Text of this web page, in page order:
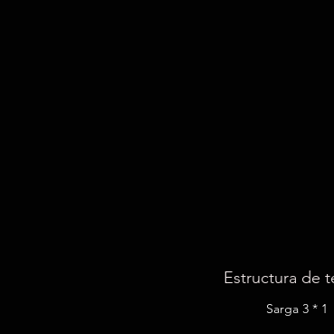
Estructura de
Sarga 3 * 1